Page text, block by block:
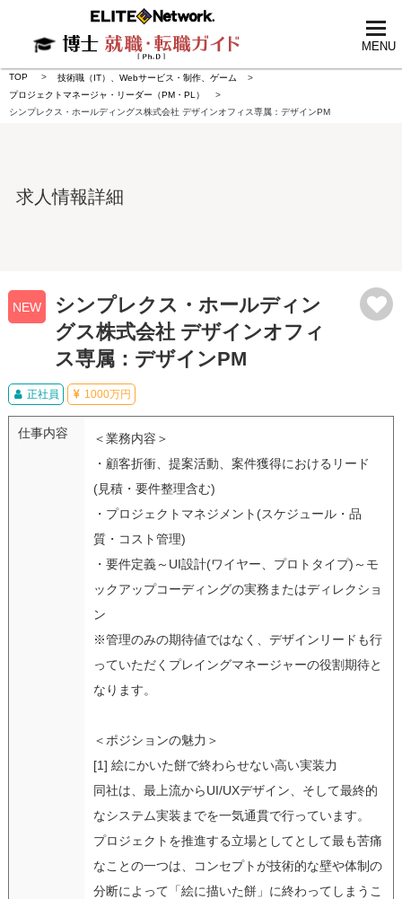
MENU
TOP
技術職（IT）、Webサービス・制作、ゲーム
プロジェクトマネージャ・リーダー（PM・PL）
シンプレクス・ホールディングス株式会社 デザインオフィス専属：デザインPM
求人情報詳細
NEW
シンプレクス・ホールディン
グス株式会社 デザインオフィ
ス専属：デザインPM
正社員 1000万円
仕事内容
＜業務内容＞
・顧客折衝、提案活動、案件獲得におけるリード
(見積・要件整理含む)
・プロジェクトマネジメント(スケジュール・品
質・コスト管理)
・要件定義～UI設計(ワイヤー、プロトタイプ)～モ
ックアップコーディングの実務またはディレクショ
ン
※管理のみの期待値ではなく、デザインリードも行
っていただくプレイングマネージャーの役割期待と
なります。
＜ポジションの魅力＞
[1] 絵にかいた餅で終わらせない高い実装力
同社は、最上流からUI/UXデザイン、そして最終的
なシステム実装までを一気通貫で行っています。
プロジェクトを推進する立場としてとして最も苦痛
なことの一つは、コンセプトが技術的な壁や体制の
分断によって「絵に描いた餅」に終わってしまうこ